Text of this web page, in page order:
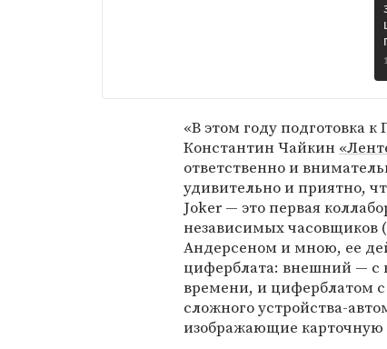
«В этом году подготовка
Константин Чайкин
ответственно и
удивительно и приятно,
Joker — это первая
независимых часовщиков
Андерсеном и мною, ее
циферблата: внешний —
времени, и циферблатом
сложного устройства-
изображающие карточную